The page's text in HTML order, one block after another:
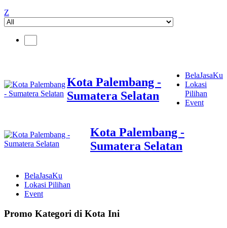
Z
Kota Palembang -
Sumatera Selatan
BelaJasaKu
Lokasi
Pilihan
Event
Kota Palembang -
Sumatera Selatan
BelaJasaKu
Lokasi Pilihan
Event
Promo Kategori di Kota Ini